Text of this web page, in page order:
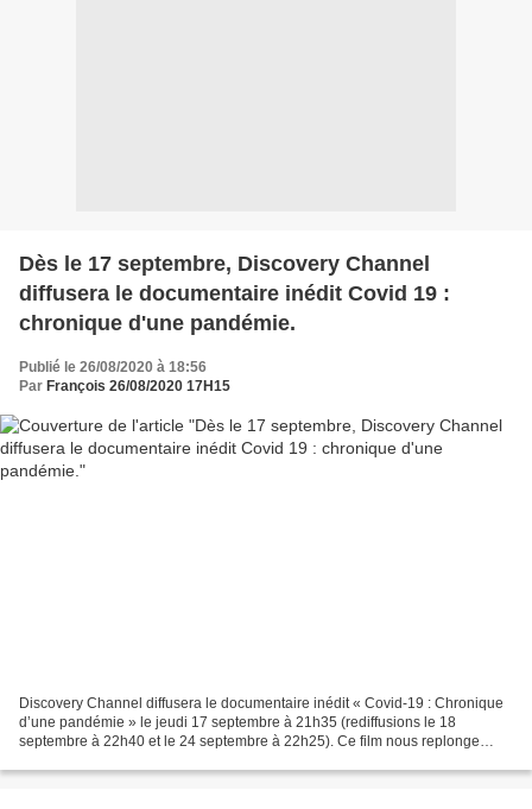
Dès le 17 septembre, Discovery Channel
diffusera le documentaire inédit Covid 19 :
chronique d'une pandémie.
Publié le 26/08/2020 à 18:56
Par François 26/08/2020 17H15
Discovery Channel diffusera le documentaire inédit « Covid-19 : Chronique
d’une pandémie » le jeudi 17 septembre à 21h35 (rediffusions le 18
septembre à 22h40 et le 24 septembre à 22h25). Ce film nous replonge